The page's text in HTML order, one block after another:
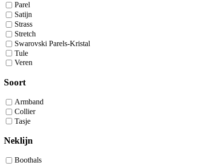
Parel
Satijn
Strass
Stretch
Swarovski Parels-Kristal
Tule
Veren
Soort
Armband
Collier
Tasje
Neklijn
Boothals